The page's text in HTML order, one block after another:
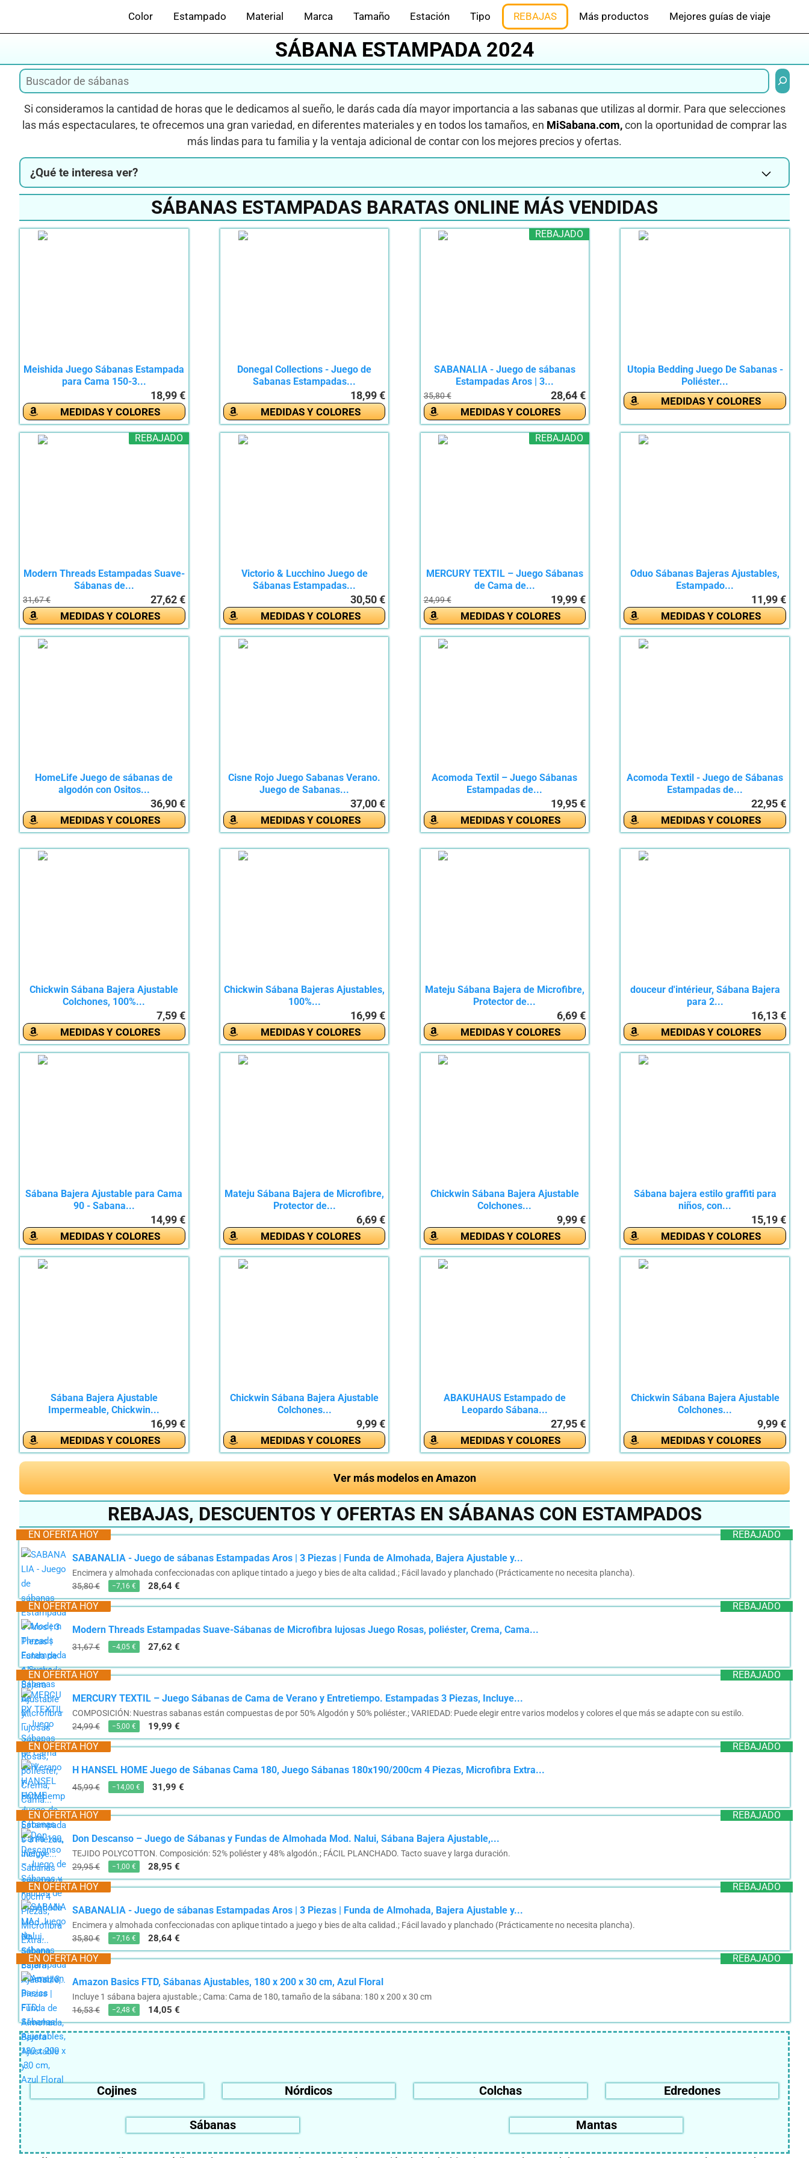
contenido
Color Estampado Material Marca Tamaño Estación Tipo REBAJAS Más productos Mejores guías de viaje
SÁBANA ESTAMPADA 2024
Buscar
Si consideramos la cantidad de horas que le dedicamos al sueño, le darás cada día mayor importancia a las sabanas que utilizas al dormir. Para que selecciones
las más espectaculares, te ofrecemos una gran variedad, en diferentes materiales y en todos los tamaños, en MiSabana.com,con la oportunidad de comprar las
más lindas para tu familia y la ventaja adicional de contar con los mejores precios y ofertas.
¿Qué te interesa ver?
SÁBANAS ESTAMPADAS BARATAS ONLINE MÁS VENDIDAS
Meishida Juego Sábanas Estampada
para Cama 150-3...
18,99 €
MEDIDAS Y COLORES
Donegal Collections - Juego de
Sabanas Estampadas...
18,99 €
MEDIDAS Y COLORES
REBAJADO
SABANALIA - Juego de sábanas
Estampadas Aros | 3...
35,80 € 28,64 €
MEDIDAS Y COLORES
Utopia Bedding Juego De Sabanas -
Poliéster...
MEDIDAS Y COLORES
REBAJADO
Modern Threads Estampadas Suave-
Sábanas de...
31,67 € 27,62 €
MEDIDAS Y COLORES
Victorio & Lucchino Juego de
Sábanas Estampadas...
30,50 €
MEDIDAS Y COLORES
REBAJADO
MERCURY TEXTIL – Juego Sábanas
de Cama de...
24,99 € 19,99 €
MEDIDAS Y COLORES
Oduo Sábanas Bajeras Ajustables,
Estampado...
11,99 €
MEDIDAS Y COLORES
HomeLife Juego de sábanas de
algodón con Ositos...
36,90 €
MEDIDAS Y COLORES
Cisne Rojo Juego Sabanas Verano.
Juego de Sabanas...
37,00 €
MEDIDAS Y COLORES
Acomoda Textil – Juego Sábanas
Estampadas de...
19,95 €
MEDIDAS Y COLORES
Acomoda Textil - Juego de Sábanas
Estampadas de...
22,95 €
MEDIDAS Y COLORES
Chickwin Sábana Bajera Ajustable
Colchones, 100%...
7,59 €
MEDIDAS Y COLORES
Chickwin Sábana Bajeras Ajustables,
100%...
16,99 €
MEDIDAS Y COLORES
Mateju Sábana Bajera de Microfibre,
Protector de...
6,69 €
MEDIDAS Y COLORES
douceur d'intérieur, Sábana Bajera
para 2...
16,13 €
MEDIDAS Y COLORES
Sábana Bajera Ajustable para Cama
90 - Sabana...
14,99 €
MEDIDAS Y COLORES
Mateju Sábana Bajera de Microfibre,
Protector de...
6,69 €
MEDIDAS Y COLORES
Chickwin Sábana Bajera Ajustable
Colchones...
9,99 €
MEDIDAS Y COLORES
Sábana bajera estilo graffiti para
niños, con...
15,19 €
MEDIDAS Y COLORES
Sábana Bajera Ajustable
Impermeable, Chickwin...
16,99 €
MEDIDAS Y COLORES
Chickwin Sábana Bajera Ajustable
Colchones...
9,99 €
MEDIDAS Y COLORES
ABAKUHAUS Estampado de
Leopardo Sábana...
27,95 €
MEDIDAS Y COLORES
Chickwin Sábana Bajera Ajustable
Colchones...
9,99 €
MEDIDAS Y COLORES
Ver más modelos en Amazon
REBAJAS, DESCUENTOS Y OFERTAS EN SÁBANAS CON ESTAMPADOS
REBAJADO
EN OFERTA HOY
SABANALIA - Juego de sábanas Estampadas Aros | 3 Piezas | Funda de Almohada, Bajera Ajustable y...
Encimera y almohada confeccionadas con aplique tintado a juego y bies de alta calidad.; Fácil lavado y planchado (Prácticamente no necesita plancha).
35,80 €
−7,16 € 28,64 €
REBAJADO
EN OFERTA HOY
Modern Threads Estampadas Suave-Sábanas de Microfibra lujosas Juego Rosas, poliéster, Crema, Cama...
31,67 € −4,05 € 27,62 €
REBAJADO
EN OFERTA HOY
MERCURY TEXTIL – Juego Sábanas de Cama de Verano y Entretiempo. Estampadas 3 Piezas, Incluye...
COMPOSICIÓN: Nuestras sabanas están compuestas de por 50% Algodón y 50% poliéster.; VARIEDAD: Puede elegir entre varios modelos y colores el que más se adapte con su estilo.
24,99 €
−5,00 € 19,99 €
REBAJADO
EN OFERTA HOY
H HANSEL HOME Juego de Sábanas Cama 180, Juego Sábanas 180x190/200cm 4 Piezas, Microfibra Extra...
45,99 € −14,00 € 31,99 €
REBAJADO
EN OFERTA HOY
Don Descanso – Juego de Sábanas y Fundas de Almohada Mod. Nalui, Sábana Bajera Ajustable,...
TEJIDO POLYCOTTON. Composición: 52% poliéster y 48% algodón.; FÁCIL PLANCHADO. Tacto suave y larga duración.
29,95 €
−1,00 € 28,95 €
REBAJADO
EN OFERTA HOY
SABANALIA - Juego de sábanas Estampadas Aros | 3 Piezas | Funda de Almohada, Bajera Ajustable y...
Encimera y almohada confeccionadas con aplique tintado a juego y bies de alta calidad.; Fácil lavado y planchado (Prácticamente no necesita plancha).
35,80 €
−7,16 € 28,64 €
REBAJADO
EN OFERTA HOY
Amazon Basics FTD, Sábanas Ajustables, 180 x 200 x 30 cm, Azul Floral
Incluye 1 sábana bajera ajustable.; Cama: Cama de 180, tamaño de la sábana: 180 x 200 x 30 cm
16,53 €
−2,48 € 14,05 €
Cojines Nórdicos Colchas Edredones
Sábanas Mantas